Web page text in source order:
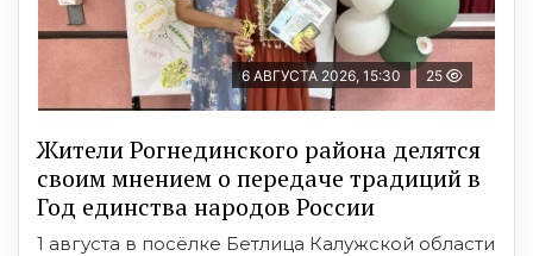
6 АВГУСТА 2026, 15:30 25
Жители Рогнединского района делятся
своим мнением о передаче традиций в
Год единства народов России
1 августа в посёлке Бетлица Калужской области